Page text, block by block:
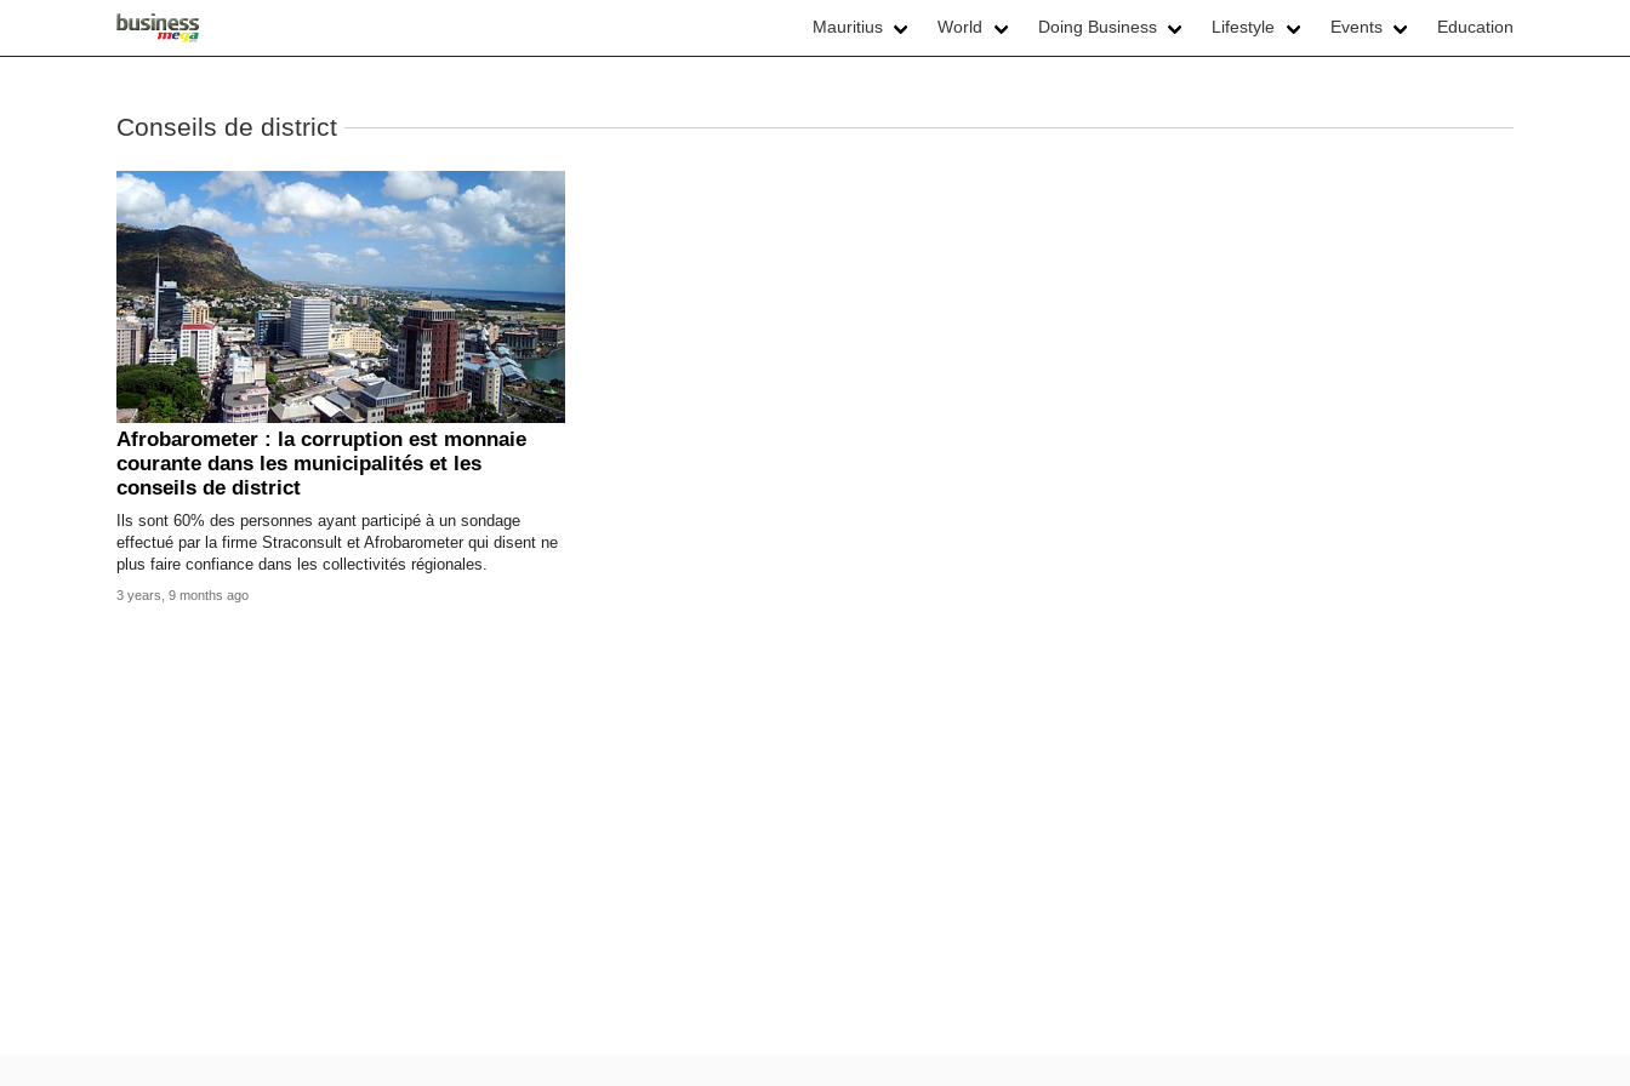
Mauritius World Doing Business Lifestyle Events Education
Conseils de district
Afrobarometer : la corruption est monnaie
courante dans les municipalités et les
conseils de district
Ils sont 60% des personnes ayant participé à un sondage
effectué par la firme Straconsult et Afrobarometer qui disent ne
plus faire confiance dans les collectivités régionales.
3 years, 9 months ago